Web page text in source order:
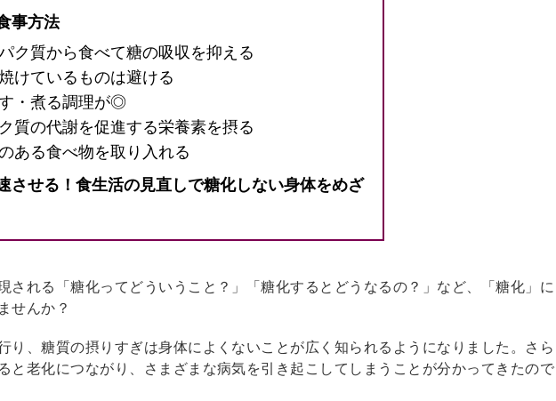
事方法
ク質から食べて糖の吸収を抑える
けているものは避ける
・煮る調理が◎
質の代謝を促進する栄養素を摂る
ある食べ物を取り入れる
させる！食生活の見直しで糖化しない身体をめざ
される「糖化ってどういうこと？」「糖化するとどうなるの？」など、「糖化」に
せんか？
り、糖質の摂りすぎは身体によくないことが広く知られるようになりました。さら
と老化につながり、さまざまな病気を引き起こしてしまうことが分かってきたので